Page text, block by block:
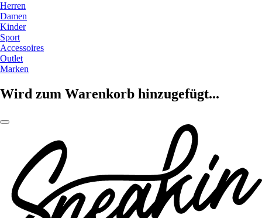
Herren
Damen
Kinder
Sport
Accessoires
Outlet
Marken
Wird zum Warenkorb hinzugefügt...